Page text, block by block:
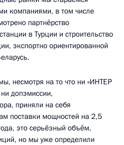
компаниями, в том числе
партнёрство
в Турции и строительство
экспортно ориентированной
несмотря на то что ни «ИНТЕР
допэмиссии,
приняли на себя
поставки мощностей на 2,5
это серьёзный объём,
но мы уже определили